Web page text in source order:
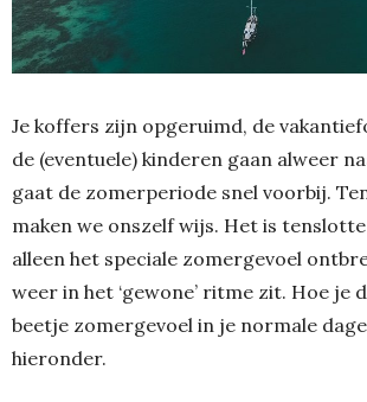
Je koffers zijn opgeruimd, de
de (eventuele) kinderen gaan alweer
gaat de zomerperiode snel voorbij.
maken we onszelf wijs. Het is
alleen het speciale zomergevoel
weer in het ‘gewone’ ritme zit. Hoe je
beetje zomergevoel in je normale
hieronder.